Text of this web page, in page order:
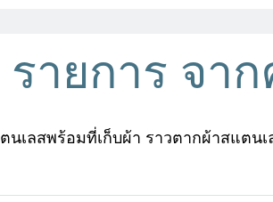
ายการ จา
เลสพร้อมที่เก็บผ้า ราวตากผ้าสแตนเล